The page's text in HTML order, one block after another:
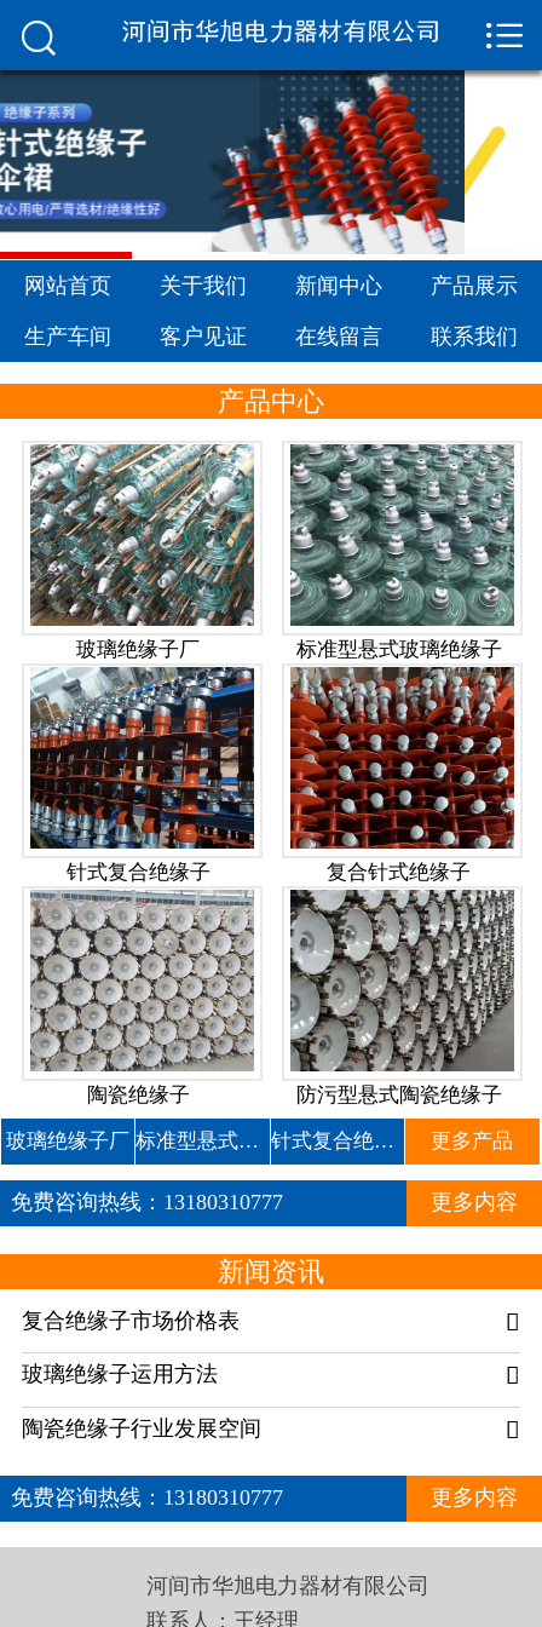
 网站首页
关于我们
新闻中心
产品展示
生产车间
客户见证
联系我们


网站首页 关于我们 新闻中心 产品展示
生产车间 客户见证 在线留言 联系我们
产品中心
玻璃绝缘子厂 标准型悬式玻璃绝缘子
针式复合绝缘子 复合针式绝缘子
陶瓷绝缘子 防污型悬式陶瓷绝缘子
玻璃绝缘子厂 标准型悬式玻璃绝缘子 针式复合绝缘子 更多产品
免费咨询热线： 13180310777 更多内容
新闻资讯
复合绝缘子市场价格表 
玻璃绝缘子运用方法 
陶瓷绝缘子行业发展空间 
免费咨询热线： 13180310777 更多内容
河间市华旭电力器材有限公司
联系人：王经理